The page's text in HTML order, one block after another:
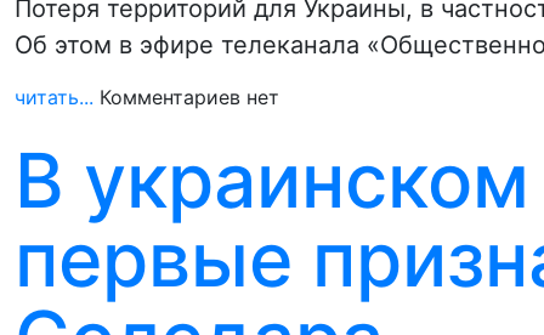
Потеря территорий для Украины, в
Об этом в эфире телеканала
читать... Комментариев нет
В
первые